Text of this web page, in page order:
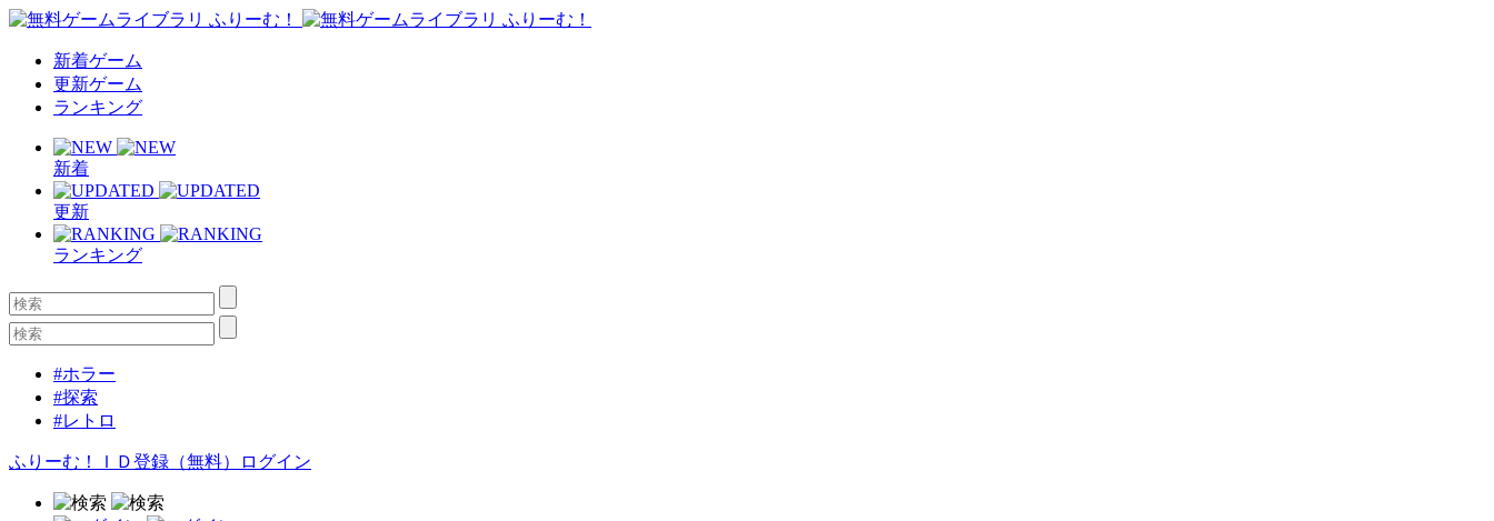
新着ゲーム
更新ゲーム
ランキング
新着
更新
ランキング
#ホラー
#探索
#レトロ
ふりーむ！ＩＤ登録（無料） ログイン